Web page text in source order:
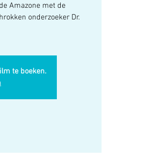
Amazone met de
onderzoeker Dr.
te boeken.